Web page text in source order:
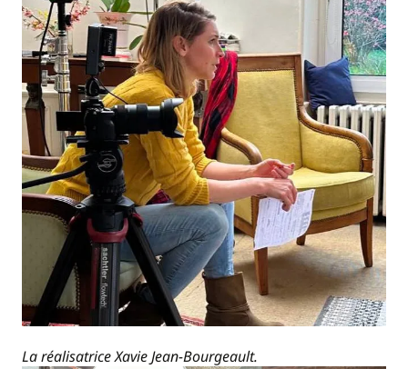
La réalisatrice Xavie Jean-Bourgeault.